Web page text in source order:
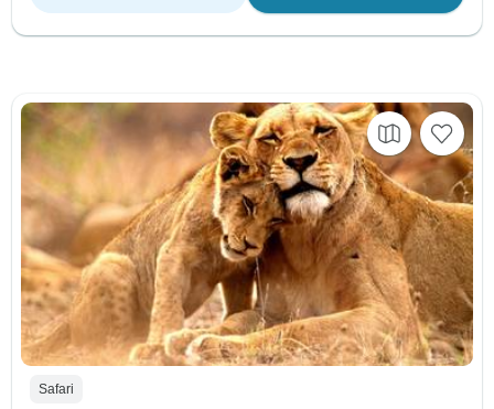
Safari